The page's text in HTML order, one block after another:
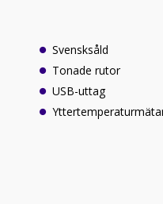
Svensksåld
Tonade rutor
USB-uttag